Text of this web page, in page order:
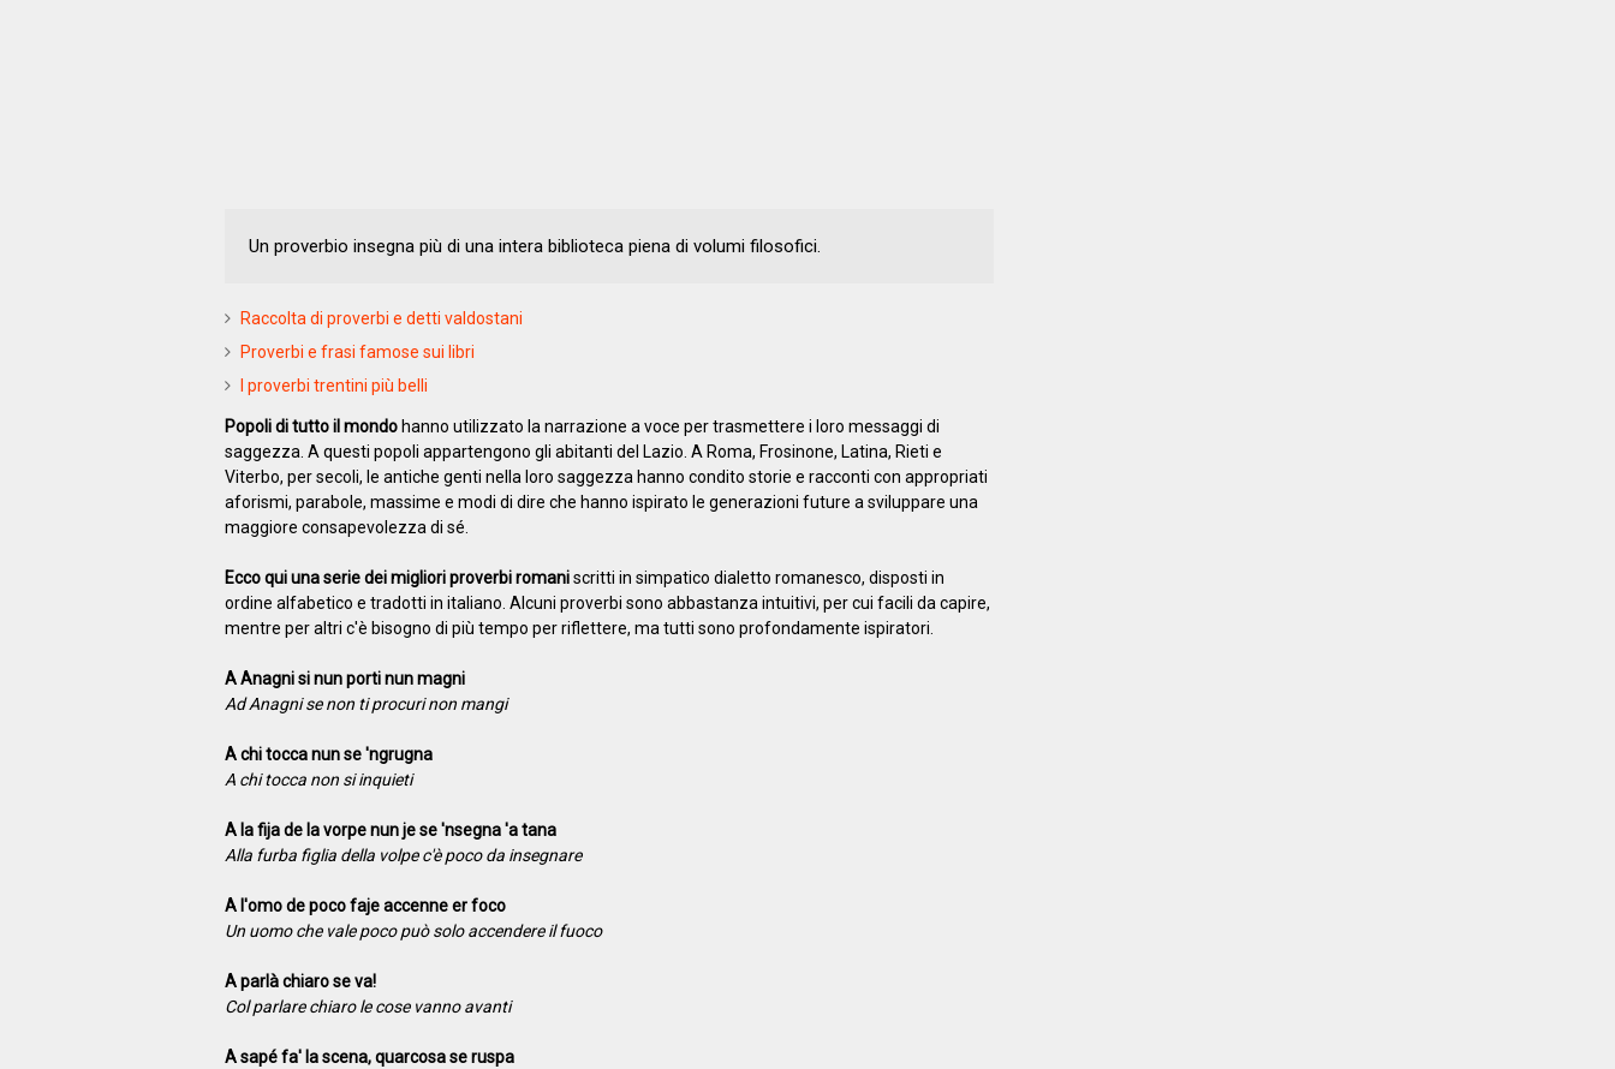
Un proverbio insegna più di una intera biblioteca piena di volumi filosofici.
Raccolta di proverbi e detti valdostani
Proverbi e frasi famose sui libri
I proverbi trentini più belli
Popoli di tutto il mondohanno utilizzato la narrazione a voce per trasmettere i loro messaggi di
saggezza. A questi popoli appartengono gli abitanti del Lazio. A Roma, Frosinone, Latina, Rieti e
Viterbo, per secoli, le antiche genti nella loro saggezza hanno condito storie e racconti con appropriati
aforismi, parabole, massime e modi di dire che hanno ispirato le generazioni future a sviluppare una
maggiore consapevolezza di sé.
Ecco qui una serie dei migliori proverbi romaniscritti in simpatico dialetto romanesco, disposti in
ordine alfabetico e tradotti in italiano. Alcuni proverbi sono abbastanza intuitivi, per cui facili da capire,
mentre per altri c'è bisogno di più tempo per riflettere, ma tutti sono profondamente ispiratori.
A Anagni si nun porti nun magni
Ad Anagni se non ti procuri non mangi
A chi tocca nun se 'ngrugna
A chi tocca non si inquieti
A la fija de la vorpe nun je se 'nsegna 'a tana
Alla furba figlia della volpe c'è poco da insegnare
A l'omo de poco faje accenne er foco
Un uomo che vale poco può solo accendere il fuoco
A parlà chiaro se va!
Col parlare chiaro le cose vanno avanti
A sapé fa' la scena, quarcosa se ruspa